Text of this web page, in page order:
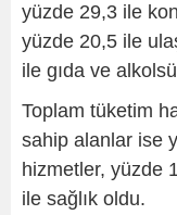
yüzde 29,3 ile
yüzde 20,5 ile
ile gıda ve
Toplam tüketim
sahip alanlar ise
hizmetler, yüzde
ile sağlık oldu.